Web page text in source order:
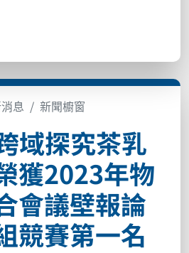
息 新聞櫥窗
域探究茶乳
獲2023年物
會議壁報論
競賽第一名